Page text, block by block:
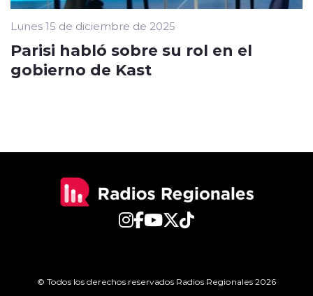
Lunes 15 de diciembre de 2025
Parisi habló sobre su rol en el
gobierno de Kast
© Todos los derechos reservados Radios Regionales 2026